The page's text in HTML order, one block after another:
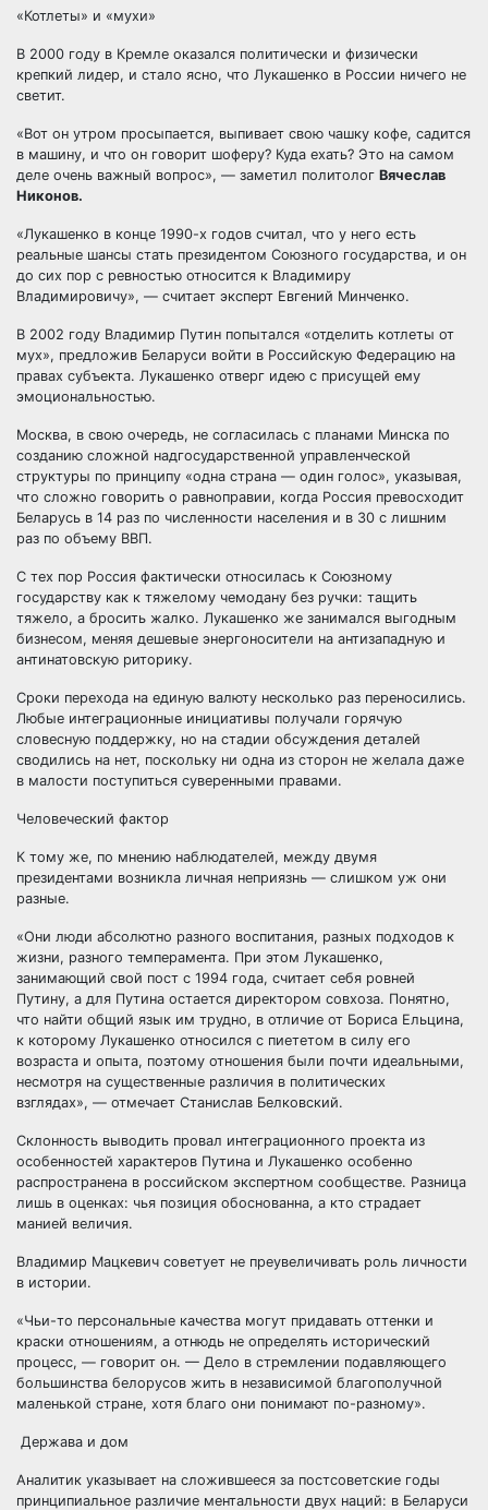
«Котлеты» и «мухи»
В 2000 году в Кремле оказался политически и физически
крепкий лидер, и стало ясно, что Лукашенко в России ничего не
светит.
«Вот он утром просыпается, выпивает свою чашку кофе, садится
в машину, и что он говорит шоферу? Куда ехать? Это на самом
деле очень важный вопрос», — заметил политолог Вячеслав
Никонов.
«Лукашенко в конце 1990-х годов считал, что у него есть
реальные шансы стать президентом Союзного государства, и он
до сих пор с ревностью относится к Владимиру
Владимировичу», — считает эксперт Евгений Минченко.
В 2002 году Владимир Путин попытался «отделить котлеты от
мух», предложив Беларуси войти в Российскую Федерацию на
правах субъекта. Лукашенко отверг идею с присущей ему
эмоциональностью.
Москва, в свою очередь, не согласилась с планами Минска по
созданию сложной надгосударственной управленческой
структуры по принципу «одна страна — один голос», указывая,
что сложно говорить о равноправии, когда Россия превосходит
Беларусь в 14 раз по численности населения и в 30 с лишним
раз по объему ВВП.
С тех пор Россия фактически относилась к Союзному
государству как к тяжелому чемодану без ручки: тащить
тяжело, а бросить жалко. Лукашенко же занимался выгодным
бизнесом, меняя дешевые энергоносители на антизападную и
антинатовскую риторику.
Сроки перехода на единую валюту несколько раз переносились.
Любые интеграционные инициативы получали горячую
словесную поддержку, но на стадии обсуждения деталей
сводились на нет, поскольку ни одна из сторон не желала даже
в малости поступиться суверенными правами.
Человеческий фактор
К тому же, по мнению наблюдателей, между двумя
президентами возникла личная неприязнь — слишком уж они
разные.
«Они люди абсолютно разного воспитания, разных подходов к
жизни, разного темперамента. При этом Лукашенко,
занимающий свой пост с 1994 года, считает себя ровней
Путину, а для Путина остается директором совхоза. Понятно,
что найти общий язык им трудно, в отличие от Бориса Ельцина,
к которому Лукашенко относился с пиететом в силу его
возраста и опыта, поэтому отношения были почти идеальными,
несмотря на существенные различия в политических
взглядах», — отмечает Станислав Белковский.
Склонность выводить провал интеграционного проекта из
особенностей характеров Путина и Лукашенко особенно
распространена в российском экспертном сообществе. Разница
лишь в оценках: чья позиция обоснованна, а кто страдает
манией величия.
Владимир Мацкевич советует не преувеличивать роль личности
в истории.
«Чьи-то персональные качества могут придавать оттенки и
краски отношениям, а отнюдь не определять исторический
процесс, — говорит он. — Дело в стремлении подавляющего
большинства белорусов жить в независимой благополучной
маленькой стране, хотя благо они понимают по-разному».
Держава и дом
Аналитик указывает на сложившееся за постсоветские годы
принципиальное различие ментальности двух наций: в Беларуси